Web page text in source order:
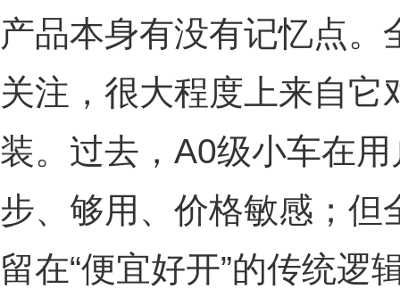
产品本身有没有记忆点。
关注，很大程度上来自它
装。过去，A0级小车在
步、够用、价格敏感；但
留在“便宜好开”的传统逻